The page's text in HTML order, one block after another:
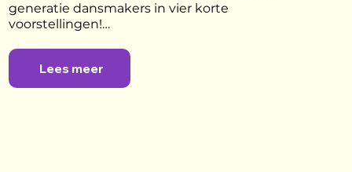
generatie dansmakers in vier korte
voorstellingen!
Karlijn Hu Chuan Roest, Thea Atladóttir,
Venla Keskinen (aka Miila Kaarina) en
Zeddrich Starke zijn de uitdaging
Lees meer